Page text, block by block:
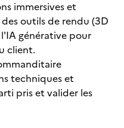
immersives et
outils de rendu (3D
générative pour
client.
techniques et
pris et valider les